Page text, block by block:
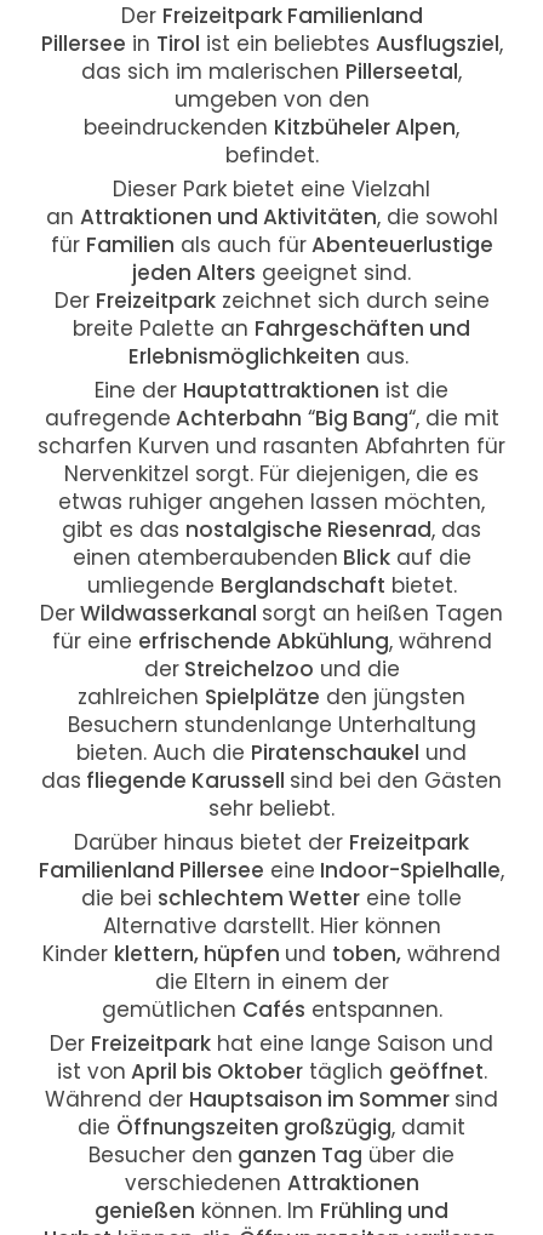
Der Freizeitpark Familienland
Pillersee in Tirol ist ein beliebtes Ausflugsziel,
das sich im malerischen Pillerseetal,
umgeben von den
beeindruckenden Kitzbüheler Alpen,
befindet.
Dieser Park bietet eine Vielzahl
an Attraktionen und Aktivitäten, die sowohl
für Familien als auch fürAbenteuerlustige
jeden Alters geeignet sind.
Der Freizeitpark zeichnet sich durch seine
breite Palette an Fahrgeschäften und
Erlebnismöglichkeiten aus.
Eine der Hauptattraktionen ist die
aufregende Achterbahn “Big Bang“, die mit
scharfen Kurven und rasanten Abfahrten für
Nervenkitzel sorgt. Für diejenigen, die es
etwas ruhiger angehen lassen möchten,
gibt es das nostalgische Riesenrad, das
einen atemberaubenden Blick auf die
umliegende Berglandschaft bietet.
DerWildwasserkanal sorgt an heißen Tagen
für eine erfrischende Abkühlung, während
der Streichelzoo und die
zahlreichen Spielplätze den jüngsten
Besuchern stundenlange Unterhaltung
bieten. Auch die Piratenschaukel und
das fliegende Karussell sind bei den Gästen
sehr beliebt.
Darüber hinaus bietet der Freizeitpark
Familienland Pillersee eine Indoor-Spielhalle,
die bei schlechtem Wetter eine tolle
Alternative darstellt. Hier können
Kinder klettern, hüpfen und toben, während
die Eltern in einem der
gemütlichen Cafés entspannen.
Der Freizeitpark hat eine lange Saison und
ist von April bis Oktober täglich geöffnet.
Während der Hauptsaison im Sommer sind
die Öffnungszeiten großzügig, damit
Besucher den ganzen Tag über die
verschiedenen Attraktionen
genießen können. Im Frühling und